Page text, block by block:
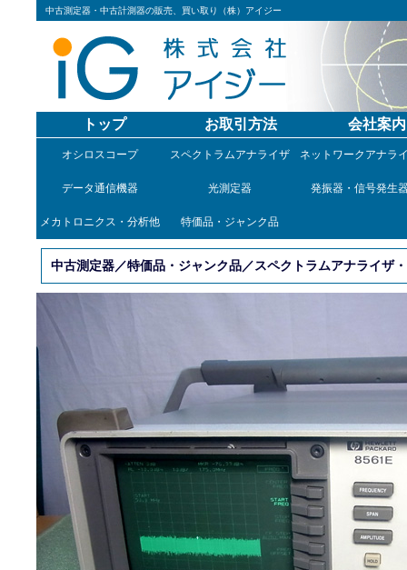
中古測定器・中古計測器の販売、買い取り（株）アイジー
トップ お取引方法 会社案内
オシロスコープ スペクトラムアナライザ ネットワークアナラ
データ通信機器 光測定器 発振器・信号発生
メカトロニクス・分析他 特価品・ジャンク品
中古測定器／特価品・ジャンク品／スペクトラムアナライザ